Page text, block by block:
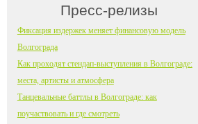
Пресс-релизы
Фиксация издержек меняет финансовую модель
Волгограда
Как проходят стендап-выступления в Волгограде:
места, артисты и атмосфера
Танцевальные баттлы в Волгограде: как
поучаствовать и где смотреть